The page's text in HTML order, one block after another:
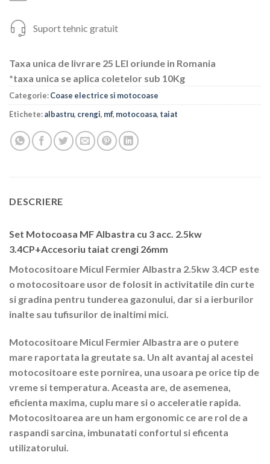
Suport tehnic gratuit
Taxa unica de livrare 25 LEI oriunde in Romania
*taxa unica se aplica coletelor sub 10Kg
Categorie:Coase electrice si motocoase
Etichete:albastru, crengi, mf, motocoasa, taiat
DESCRIERE
Set Motocoasa MF Albastra cu 3 acc. 2.5kw
3.4CP+Accesoriu taiat crengi 26mm
Motocositoare Micul Fermier Albastra 2.5kw 3.4CP este
o motocositoare usor de folosit in activitatile din curte
si gradina pentru tunderea gazonului, dar si a ierburilor
inalte sau tufisurilor de inaltimi mici.
Motocositoare Micul Fermier Albastra are o putere
mare raportata la greutate sa. Un alt avantaj al acestei
motocositoare este pornirea, una usoara pe orice tip de
vreme si temperatura. Aceasta are, de asemenea,
eficienta maxima, cuplu mare si o acceleratie rapida.
Motocositoarea are un ham ergonomic ce are rol de a
raspandi sarcina, imbunatati confortul si eficenta
utilizatorului.